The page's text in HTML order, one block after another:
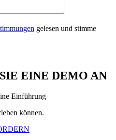
gelesen und stimme
EINE DEMO AN
Einführung
können.